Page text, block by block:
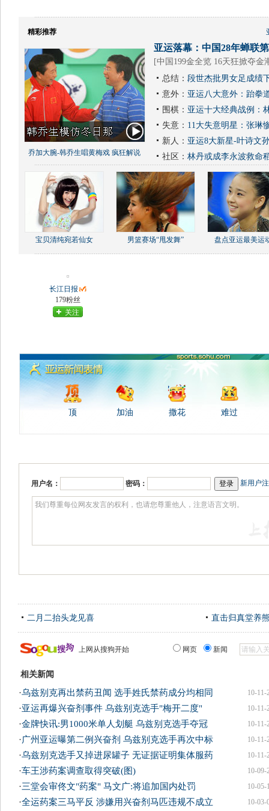
精彩推荐
乔加大腕-韩乔生唱黄梅戏 疯狂解说
亚运落幕：中国28年蝉联
[中国199金全览 16天狂掀夺金
总结： 段世杰批男女足成绩
意外： 亚运八大意外：跆拳
围棋： 亚运十大经典战例：
失意： 11大失意明星：张琳
新人： 亚运8大新星-叶诗文
社区： 林丹或成李永波救命
宝贝清纯宛若仙女 男篮赛场“甩发舞” 盘点亚运最美运
长江日报
179粉丝
关注
顶 加油 撒花 难过
用户名： 密码： 新用户
二月二抬头龙见喜 直击归真堂养
上网从搜狗开始 网页 新闻
相关新闻
10-11-
·乌兹别克再出禁药丑闻 选手姓氏禁药成分均相同
10-11-
·亚运再爆兴奋剂事件 乌兹别克选手"梅开二度"
10-11-
·金牌快讯:男1000米单人划艇 乌兹别克选手夺冠
10-11-
·广州亚运曝第二例兴奋剂 乌兹别克选手再次中标
10-11-
·乌兹别克选手又掉进尿罐子 无证据证明集体服药
10-09-
·车王涉药案调查取得突破(图)
10-05-
·三堂会审佟文"药案" 马文广:将追加国内处罚
10-03-
·全运药案三马平反 涉嫌用兴奋剂马匹违规不成立